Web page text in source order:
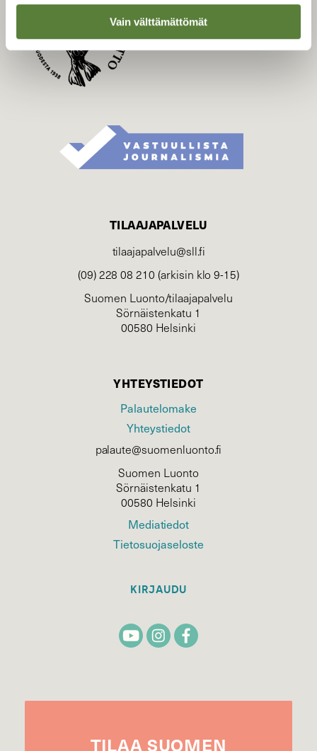
Vain välttämättömät
Suomen Luonto -lehden
kustantaja on
luonnonsuojelu­liitto.
TILAAJAPALVELU
tilaajapalvelu@sll.fi
(09) 228 08 210 (arkisin klo 9-15)
Suomen Luonto/tilaajapalvelu
Sörnäistenkatu 1
00580 Helsinki
YHTEYSTIEDOT
Palautelomake
Yhteystiedot
palaute@suomenluonto.fi
Suomen Luonto
Sörnäistenkatu 1
00580 Helsinki
Mediatiedot
Tietosuojaseloste
KIRJAUDU
TILAA SUOMEN